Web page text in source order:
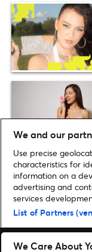
Home New Music
„PRIMETIME” |
We and our
Use precise
characteristics for
information on a
advertising and
services
List of Partners
We Care About